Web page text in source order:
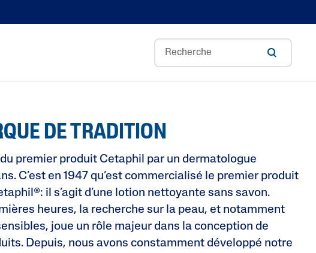
Optimal Hydration
Pro Irritation Control
Blemish prone
Soin de base
Pro Dryness Control
Gentle Exfoliating SA
DE TRADITION
premier produit Cetaphil par un dermatologue
C’est en 1947 qu’est commercialisé le premier produit
il s’agit d’une lotion nettoyante sans savon.
heures, la recherche sur la peau, et notamment
joue un rôle majeur dans la conception de
Depuis, nous avons constamment développé notre